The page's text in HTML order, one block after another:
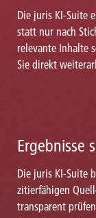
Die juris KI-Suite
statt nur nach
relevante Inhalte
Sie direkt
Ergebnisse
Die juris KI-Suite
zitierfähigen
transparent